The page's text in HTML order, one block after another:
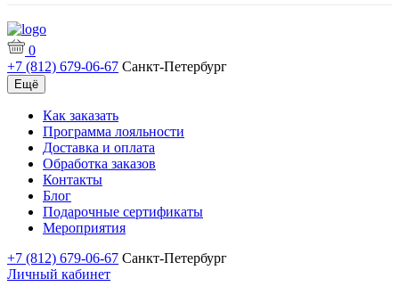
0
+7 (812) 679-06-67 Санкт-Петербург
Ещё
Как заказать
Программа лояльности
Доставка и оплата
Обработка заказов
Контакты
Блог
Подарочные сертификаты
Мероприятия
+7 (812) 679-06-67 Санкт-Петербург
Личный кабинет